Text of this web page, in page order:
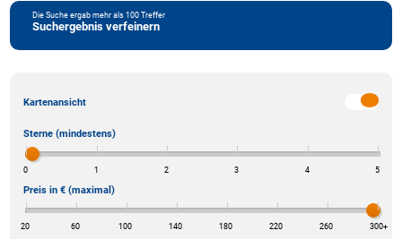
Die Suche ergab mehr als 100 Treffer
Suchergebnis verfeinern
Kartenansicht
Sterne (mindestens)
0 1 2 3 4 5
Preis in € (maximal)
20 60 100 140 180 220 260 300+